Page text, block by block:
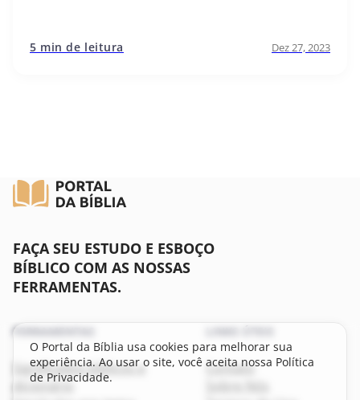
5 min de leitura Dez 27, 2023
FAÇA SEU ESTUDO E ESBOÇO
BÍBLICO COM AS NOSSAS
FERRAMENTAS.
FERRAMENTAS
Significados bíblicos e
dicionário
LINKS ÚTEIS
Contato
O Portal da Bíblia usa cookies para melhorar sua
experiência. Ao usar o site, você aceita nossa Política
de Privacidade.